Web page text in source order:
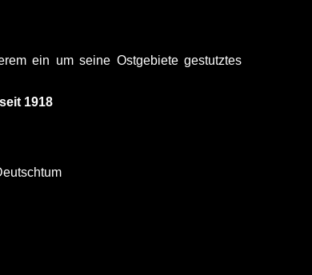
ein um seine Ostgebiete gestutztes
1918